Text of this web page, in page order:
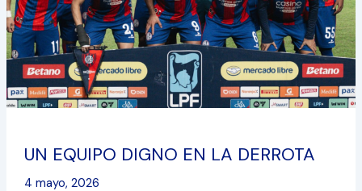
UN EQUIPO DIGNO EN LA DERROTA
4 mayo, 2026